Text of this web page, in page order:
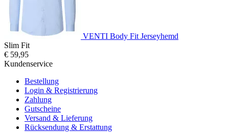
VENTI Body Fit Jerseyhemd
Slim Fit
€ 59,95
Kundenservice
Bestellung
Login & Registrierung
Zahlung
Gutscheine
Versand & Lieferung
Rücksendung & Erstattung